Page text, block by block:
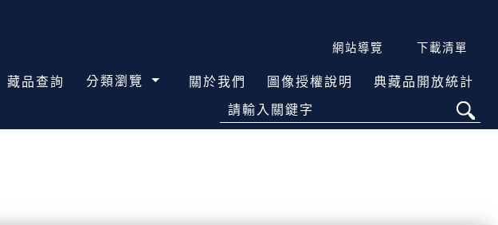
網站導覽 下載清單
藏品查詢 分類瀏覽 關於我們 圖像授權說明 典藏品開放統計
請輸入關鍵字